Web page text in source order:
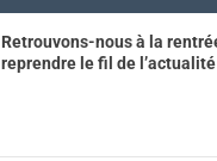
Retrouvons-nous à la
reprendre le fil de l’actualité